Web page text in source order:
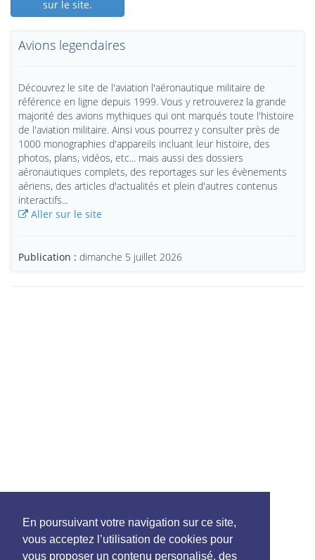
En poursuivant votre navigation sur ce site,
vous acceptez l’utilisation de cookies pour
vous proposer un contenu personalisé, des
sur le site.
Avions legendaires
Découvrez le site de l'aviation l'aéronautique militaire de
référence en ligne depuis 1999. Vous y retrouverez la grande
majorité des avions mythiques qui ont marqués toute l'histoire
de l'aviation militaire. Ainsi vous pourrez y consulter près de
1000 monographies d'appareils incluant leur histoire, des
photos, plans, vidéos, etc... mais aussi des dossiers
aéronautiques complets, des reportages sur les évènements
aériens, des articles d'actualités et plein d'autres contenus
interactifs...
Aller sur le site
Publication : dimanche 5 juillet 2026